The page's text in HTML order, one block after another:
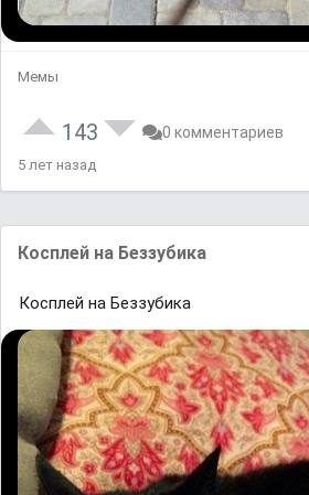
Мемы
143 0 комментариев
5 лет назад
Косплей на Беззубика
Косплей на Беззубика